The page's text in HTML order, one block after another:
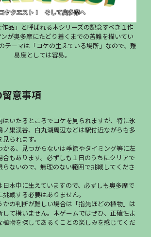
品」と呼ばれる本シリーズの記念すべき１作
が奥多摩にたどり着くまでの苦難を描いてい
テーマは「コケの生えている場所」なので、難
易度としては容易。
意事項
はいたるところでコケを見られますが、特に氷
ノ巣渓谷、白丸湖周辺などは駅付近ながらも多
られます。
かる、見つからないは季節やタイミング等に左
合もあります。必ずしも１日のうちにクリアで
らないので、無理のない範囲で挑戦してくださ
日本中に生えていますので、必ずしも奥多摩で
戦する必要はありません。
かの判断が難しい場合は「指先ほどの植物」は
して構いません。本ゲームではぜひ、正確性よ
植物を探してあるくことの楽しみを感じてくだ